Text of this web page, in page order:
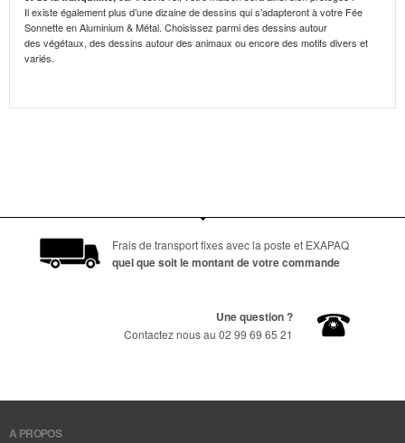
Il existe également plus d’une dizaine de dessins qui s’adapteront à votre Fée
Sonnette en Aluminium & Métal. Choisissez parmi des dessins autour
des végétaux, des dessins autour des animaux ou encore des motifs divers et
variés.
Frais de transport fixes avec la poste et EXAPAQ
quel que soit le montant de votre commande
Une question ?
Contactez nous au 02 99 69 65 21
A PROPOS